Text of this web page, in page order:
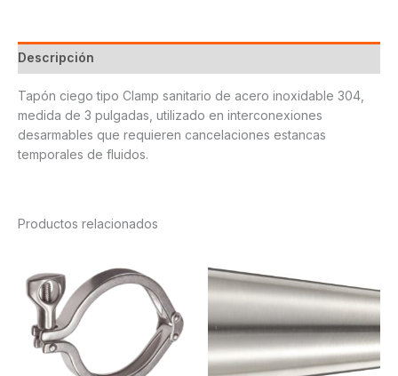
Descripción
Tapón ciego tipo Clamp sanitario de acero inoxidable 304,
medida de 3 pulgadas, utilizado en interconexiones
desarmables que requieren cancelaciones estancas
temporales de fluidos.
Productos relacionados